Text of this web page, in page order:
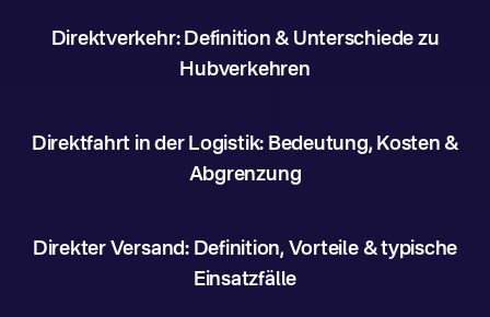
Direktverkehr: Definition & Unterschiede zu
Hubverkehren
Direktfahrt in der Logistik: Bedeutung, Kosten &
Abgrenzung
Direkter Versand: Definition, Vorteile & typische
Einsatzfälle